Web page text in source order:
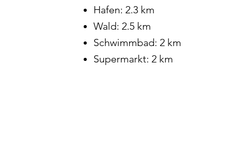
Hafen: 2.3 km
Wald: 2.5 km
Schwimmbad: 2 km
Supermarkt: 2 km